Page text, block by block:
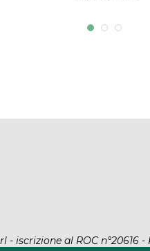
iscrizione al ROC n°20616